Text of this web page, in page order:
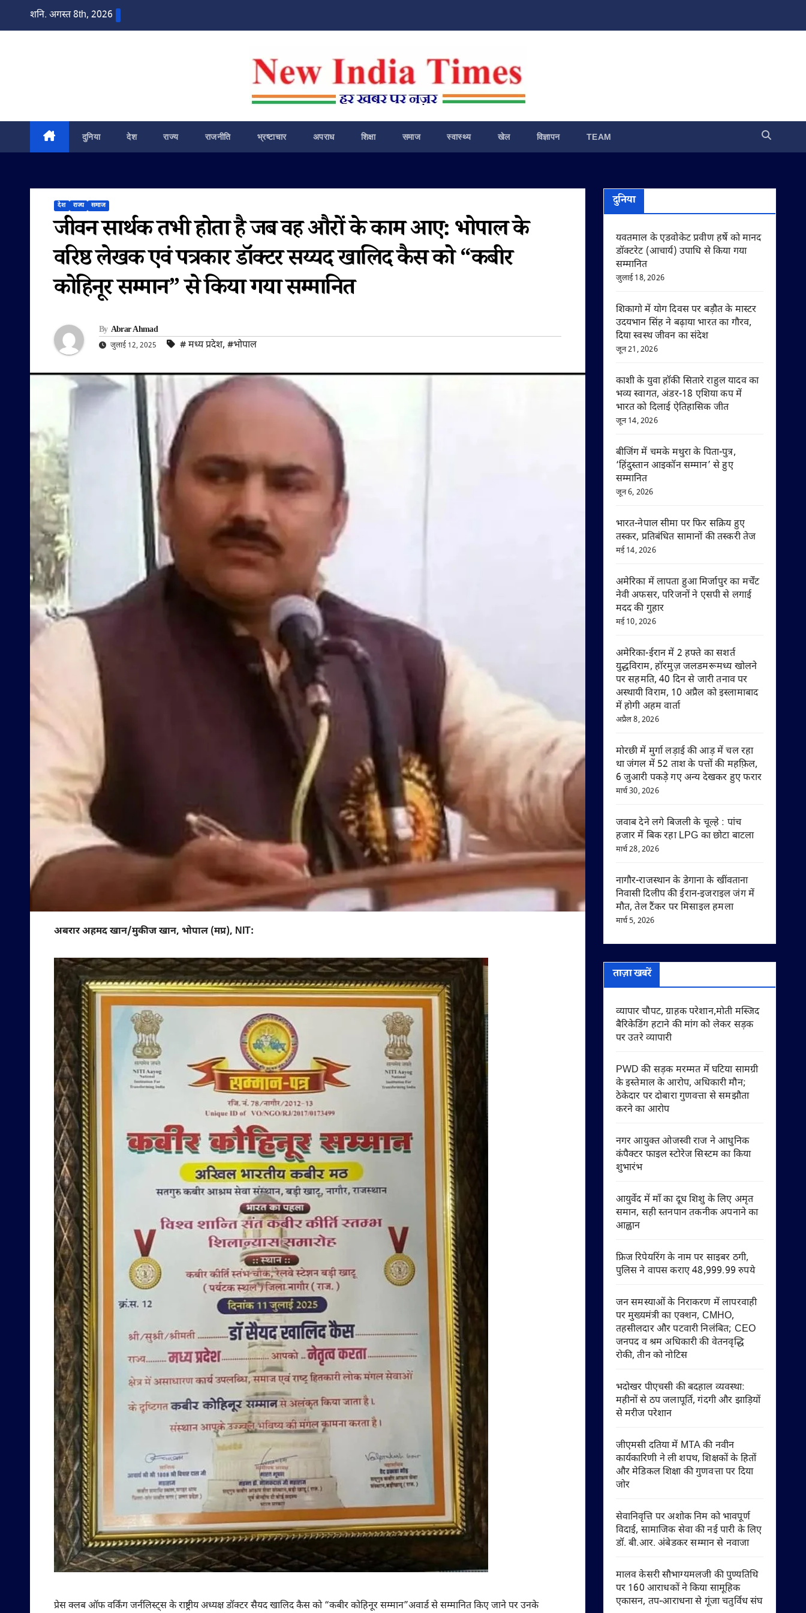
शनि. अगस्त 8th, 2026
दुनिया देश राज्य राजनीति भ्रष्टाचार अपराध शिक्षा समाज स्वास्थ्य खेल विज्ञापन TEAM
देश राज्य समाज
जीवन सार्थक तभी होता है जब वह औरों के काम आए: भोपाल के
वरिष्ठ लेखक एवं पत्रकार डॉक्टर सय्यद खालिद कैस को “कबीर
कोहिनूर सम्मान” से किया गया सम्मानित
By Abrar Ahmad
जुलाई 12, 2025 #‌ मध्य प्रदेश, #भोपाल
अबरार अहमद खान/मुकीज खान, भोपाल (मप्र), NIT:
प्रेस क्लब ऑफ वर्किंग जर्नलिस्ट्स के राष्ट्रीय अध्यक्ष डॉक्टर सैयद खालिद कैस को “कबीर कोहिनूर सम्मान”अवार्ड से सम्मानित किए जाने पर उनके
दुनिया
यवतमाल के एडवोकेट प्रवीण हर्षे को मानद
डॉक्टरेट (आचार्य) उपाधि से किया गया
सम्मानित
जुलाई 18, 2026
शिकागो में योग दिवस पर बड़ौत के मास्टर
उदयभान सिंह ने बढ़ाया भारत का गौरव,
दिया स्वस्थ जीवन का संदेश
जून 21, 2026
काशी के युवा हॉकी सितारे राहुल यादव का
भव्य स्वागत, अंडर-18 एशिया कप में
भारत को दिलाई ऐतिहासिक जीत
जून 14, 2026
बीजिंग में चमके मथुरा के पिता-पुत्र,
‘हिंदुस्तान आइकॉन सम्मान’ से हुए
सम्मानित
जून 6, 2026
भारत-नेपाल सीमा पर फिर सक्रिय हुए
तस्कर, प्रतिबंधित सामानों की तस्करी तेज
मई 14, 2026
अमेरिका में लापता हुआ मिर्जापुर का मर्चेंट
नेवी अफसर, परिजनों ने एसपी से लगाई
मदद की गुहार
मई 10, 2026
अमेरिका-ईरान में 2 हफ्ते का सशर्त
युद्धविराम, हॉरमुज़ जलडमरूमध्य खोलने
पर सहमति, 40 दिन से जारी तनाव पर
अस्थायी विराम, 10 अप्रैल को इस्लामाबाद
में होगी अहम वार्ता
अप्रैल 8, 2026
मोरछी में मुर्गा लड़ाई की आड़ में चल रहा
था जंगल में 52 ताश के पत्तों की महफ़िल,
6 जुआरी पकड़े गए अन्य देखकर हुए फरार
मार्च 30, 2026
जवाब देने लगे बिजली के चूल्हे : पांच
हजार में बिक रहा LPG का छोटा बाटला
मार्च 28, 2026
नागौर-राजस्थान के डेगाना के खींवताना
निवासी दिलीप की ईरान-इजराइल जंग में
मौत, तेल टैंकर पर मिसाइल हमला
मार्च 5, 2026
ताज़ा खबरें
व्यापार चौपट, ग्राहक परेशान,मोती मस्जिद
बैरिकेडिंग हटाने की मांग को लेकर सड़क
पर उतरे व्यापारी
PWD की सड़क मरम्मत में घटिया सामग्री
के इस्तेमाल के आरोप, अधिकारी मौन;
ठेकेदार पर दोबारा गुणवत्ता से समझौता
करने का आरोप
नगर आयुक्त ओजस्वी राज ने आधुनिक
कंपैक्टर फाइल स्टोरेज सिस्टम का किया
शुभारंभ
आयुर्वेद में माँ का दूध शिशु के लिए अमृत
समान, सही स्तनपान तकनीक अपनाने का
आह्वान
फ्रिज रिपेयरिंग के नाम पर साइबर ठगी,
पुलिस ने वापस कराए 48,999.99 रुपये
जन समस्याओं के निराकरण में लापरवाही
पर मुख्यमंत्री का एक्शन, CMHO,
तहसीलदार और पटवारी निलंबित; CEO
जनपद व श्रम अधिकारी की वेतनवृद्धि
रोकी, तीन को नोटिस
भदोखर पीएचसी की बदहाल व्यवस्था:
महीनों से ठप जलापूर्ति, गंदगी और झाड़ियों
से मरीज परेशान
जीएमसी दतिया में MTA की नवीन
कार्यकारिणी ने ली शपथ, शिक्षकों के हितों
और मेडिकल शिक्षा की गुणवत्ता पर दिया
जोर
सेवानिवृत्ति पर अशोक निम को भावपूर्ण
विदाई, सामाजिक सेवा की नई पारी के लिए
डॉ. बी.आर. अंबेडकर सम्मान से नवाजा
मालव केसरी सौभाग्यमलजी की पुण्यतिथि
पर 160 आराधकों ने किया सामूहिक
एकासन, तप-आराधना से गूंजा चतुर्विध संघ